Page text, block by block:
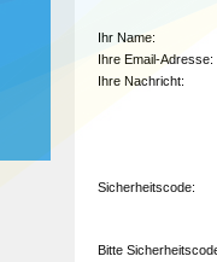
Ihr Name:
Ihre Email-Adresse:
Ihre Nachricht:
Sicherheitscode:
Bitte